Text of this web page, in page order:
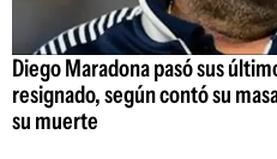
Diego Maradona pasó sus
resignado, según contó su
su muerte